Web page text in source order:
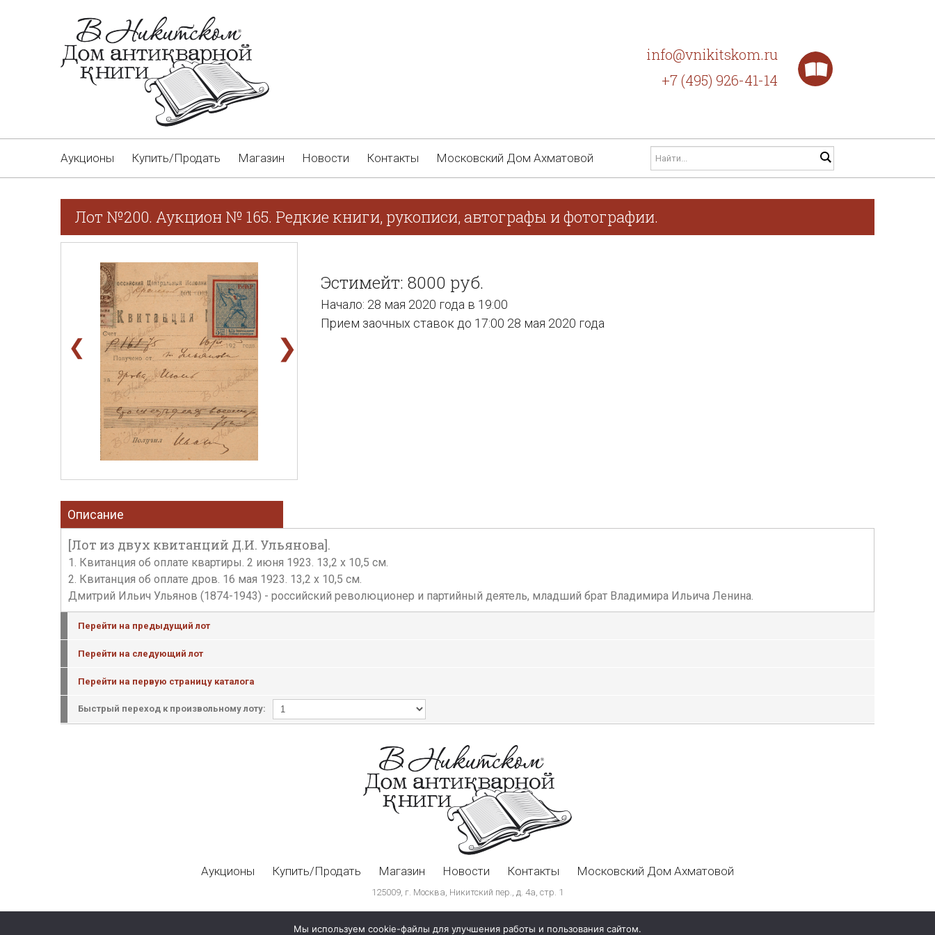
info@vnikitskom.ru
+7 (495) 926-41-14
Аукционы Купить/Продать Магазин Новости Контакты Московский Дом Ахматовой
Лот №200. Аукцион № 165. Редкие книги, рукописи, автографы и фотографии.
❮ ❯
Эстимейт: 8000 руб.
Начало: 28 мая 2020 года в 19:00
Прием заочных ставок до 17:00 28 мая 2020 года
Описание
[Лот из двух квитанций Д.И. Ульянова].
1. Квитанция об оплате квартиры. 2 июня 1923. 13,2 х 10,5 см.
2. Квитанция об оплате дров. 16 мая 1923. 13,2 х 10,5 см.
Дмитрий Ильич Ульянов (1874-1943) - российский революционер и партийный деятель, младший брат Владимира Ильича Ленина.
Перейти на предыдущий лот
Перейти на следующий лот
Перейти на первую страницу каталога
Быстрый переход к произвольному лоту:
Аукционы Купить/Продать Магазин Новости Контакты Московский Дом Ахматовой
125009, г. Москва, Никитский пер., д. 4а, стр. 1
Мы используем cookie-файлы для улучшения работы и пользования сайтом.